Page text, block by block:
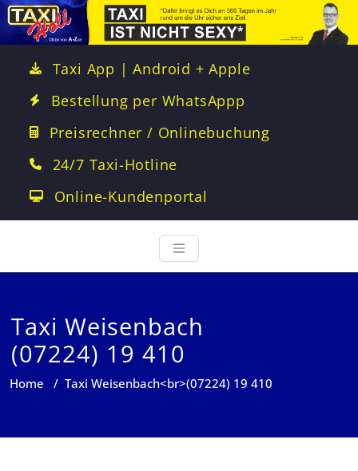
Taxi App | Android + Apple
Bestellung per WhatsAppp
Preisrechner / Onlinebuchung
24/7 Taxi-Hotline
Online-Kundenportal
Taxi Weisenbach
(07224) 19 410
Home / Taxi Weisenbach<br>(07224) 19 410